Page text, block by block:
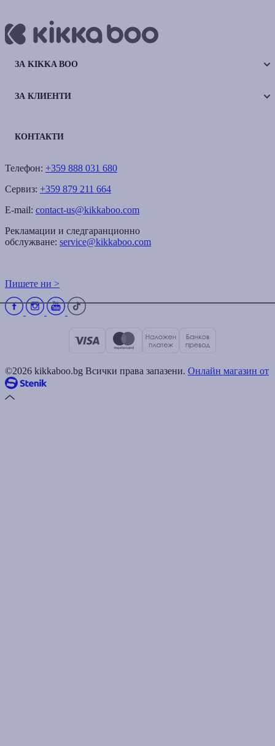
ЗА KIKKA BOO
ЗА КЛИЕНТИ
КОНТАКТИ
Телефон: +359 888 031 680
Сервиз: +359 879 211 664
E-mail: contact-us@kikkaboo.com
Рекламации и следгаранционно
обслужване: service@kikkaboo.com
Пишете ни >
©2026 kikkaboo.bg Всички права запазени. Онлайн магазин от